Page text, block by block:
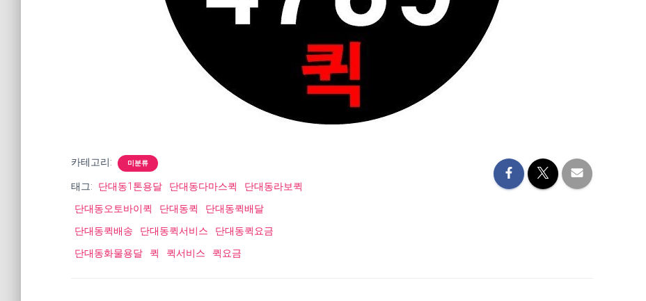
카테고리: 미분류
태그: 단대동1톤용달 단대동다마스퀵
단대동라보퀵
단대동오토바이퀵
단대동퀵
단대동퀵배달
단대동퀵배송
단대동퀵서비스
단대동퀵요금
단대동화물용달
퀵 퀵서비스 퀵요금